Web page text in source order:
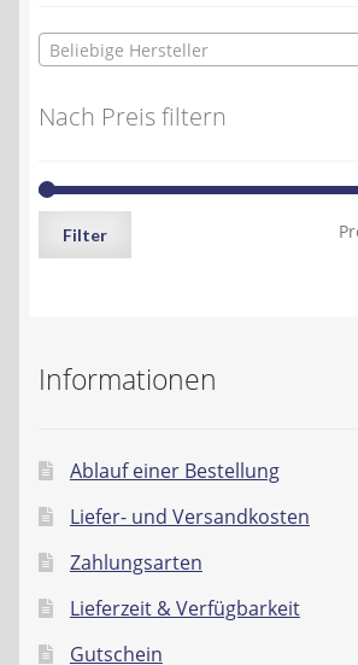
Beliebige Hersteller
Nach Preis filtern
Filter
Informationen
Ablauf einer Bestellung
Liefer- und Versandkosten
Zahlungsarten
Lieferzeit & Verfügbarkeit
Gutschein